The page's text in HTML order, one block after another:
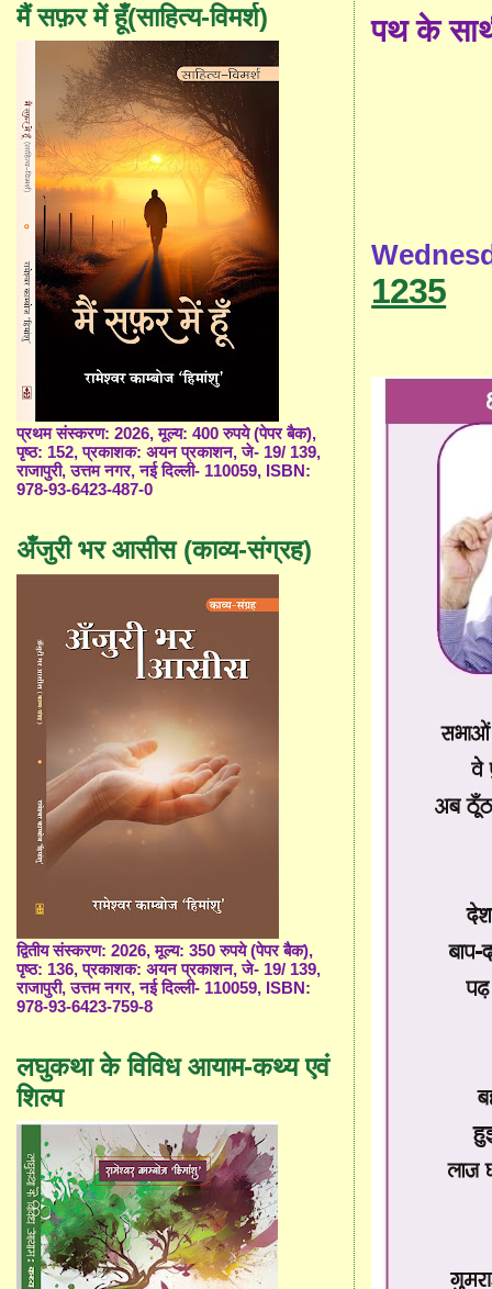
पथ के
1235
मैं सफ़र में हूँ(साहित्य-विमर्श)
प्रथम संस्करण: 2026, मूल्य: 400 रुपये (पेपर बैक),
पृष्ठ: 152, प्रकाशक: अयन प्रकाशन, जे- 19/ 139,
राजापुरी, उत्तम नगर, नई दिल्ली- 110059, ISBN:
978-93-6423-487-0
अँजुरी भर आसीस (काव्य-संग्रह)
द्वितीय संस्करण: 2026, मूल्य: 350 रुपये (पेपर बैक),
पृष्ठ: 136, प्रकाशक: अयन प्रकाशन, जे- 19/ 139,
राजापुरी, उत्तम नगर, नई दिल्ली- 110059, ISBN:
978-93-6423-759-8
लघुकथा के विविध आयाम-कथ्य एवं
शिल्प